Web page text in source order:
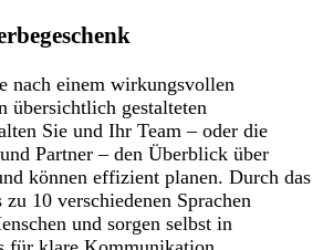
nach einem wirkungsvollen
übersichtlich gestalteten
Sie und Ihr Team – oder die
Partner – den Überblick über
können effizient planen. Durch das
10 verschiedenen Sprachen
und sorgen selbst in